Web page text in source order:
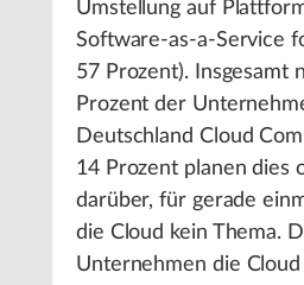
Umstellung auf
Software-as-a-Service
57 Prozent). Insgesamt
Prozent der
Deutschland Cloud
14 Prozent planen dies
darüber, für gerade
die Cloud kein Thema.
Unternehmen die